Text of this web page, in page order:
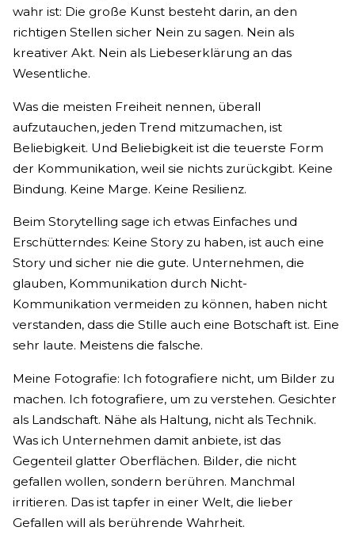
wahr ist: Die große Kunst besteht darin, an den
richtigen Stellen sicher Nein zu sagen. Nein als
kreativer Akt. Nein als Liebeserklärung an das
Wesentliche.
Was die meisten Freiheit nennen, überall
aufzutauchen, jeden Trend mitzumachen, ist
Beliebigkeit. Und Beliebigkeit ist die teuerste Form
der Kommunikation, weil sie nichts zurückgibt. Keine
Bindung. Keine Marge. Keine Resilienz.
Beim Storytelling sage ich etwas Einfaches und
Erschütterndes: Keine Story zu haben, ist auch eine
Story und sicher nie die gute. Unternehmen, die
glauben, Kommunikation durch Nicht-
Kommunikation vermeiden zu können, haben nicht
verstanden, dass die Stille auch eine Botschaft ist. Eine
sehr laute. Meistens die falsche.
Meine Fotografie: Ich fotografiere nicht, um Bilder zu
machen. Ich fotografiere, um zu verstehen. Gesichter
als Landschaft. Nähe als Haltung, nicht als Technik.
Was ich Unternehmen damit anbiete, ist das
Gegenteil glatter Oberflächen. Bilder, die nicht
gefallen wollen, sondern berühren. Manchmal
irritieren. Das ist tapfer in einer Welt, die lieber
Gefallen will als berührende Wahrheit.